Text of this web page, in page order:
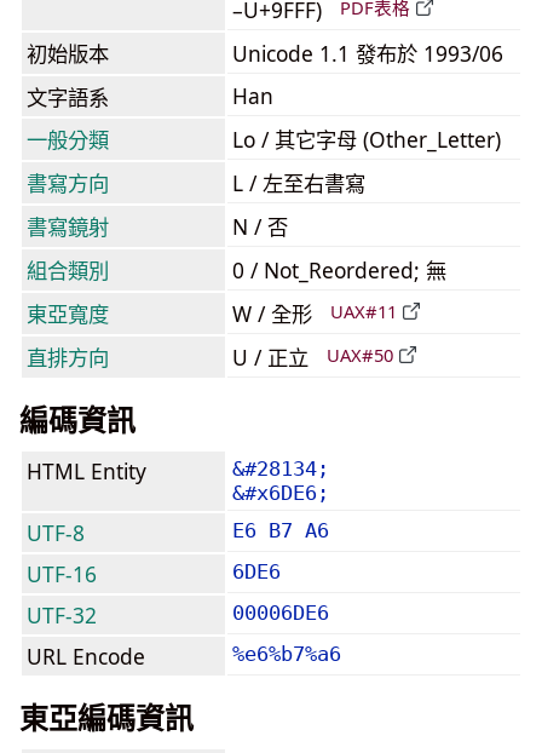
–U+9FFF)
PDF表格
初始版本
Unicode 1.1 發布於 1993/06
文字語系
Han
一般分類
Lo / 其它字母 (Other_Letter)
書寫方向
L / 左至右書寫
書寫鏡射
N / 否
組合類別
0 / Not_Reordered; 無
東亞寬度
W / 全形 UAX#11
直排方向 U / 正立 UAX#50
編碼資訊
HTML Entity
&#28134;
&#x6DE6;
UTF-8 E6 B7 A6
UTF-16 6DE6
UTF-32 00006DE6
URL Encode %e6%b7%a6
東亞編碼資訊